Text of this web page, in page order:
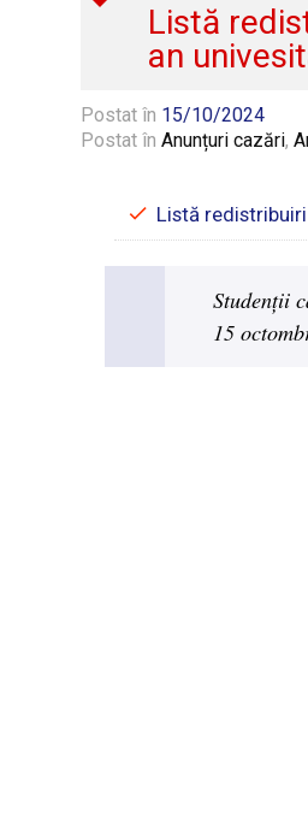
Listă
an
Postat în 15/10/2024
Postat înAnunțuri cazări,
Listă
Studenții
15